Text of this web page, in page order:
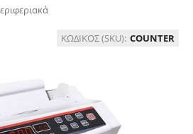
ΚΩΔΙΚΟΣ (SKU): COUNTER